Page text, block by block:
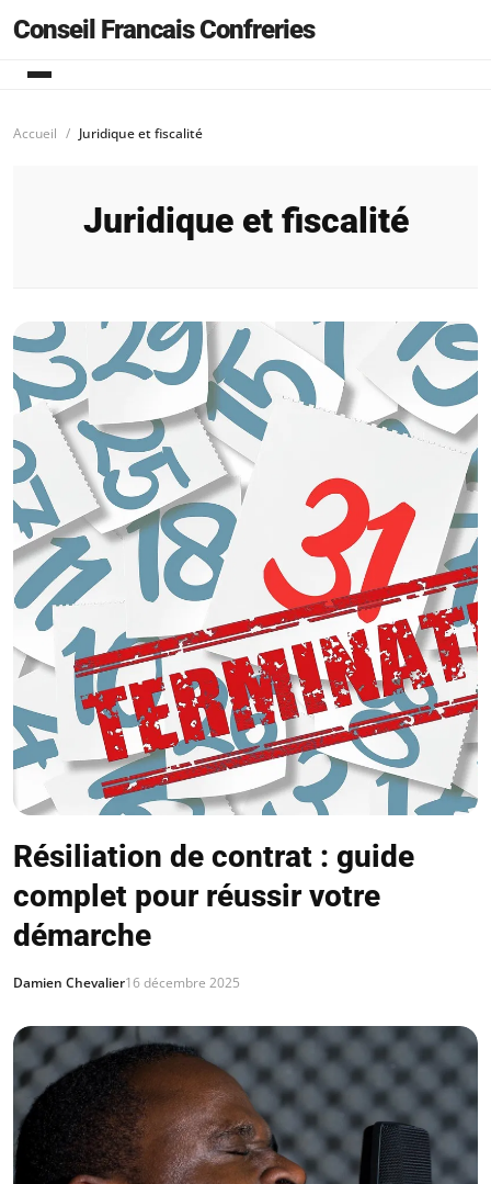
Conseil Francais Confreries
Accueil Juridique et fiscalité
Juridique et fiscalité
Résiliation de contrat : guide
complet pour réussir votre
démarche
Damien Chevalier16 décembre 2025